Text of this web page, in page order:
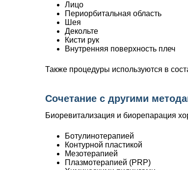
Лицо
Периорбитальная область
Шея
Декольте
Кисти рук
Внутренняя поверхность плеч
Также процедуры используются в
Сочетание с другими
Биоревитализация и биорепарация
Ботулинотерапией
Контурной пластикой
Мезотерапией
Плазмотерапией (PRP)